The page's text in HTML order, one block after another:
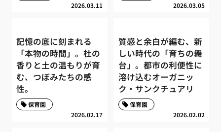
2026.03.11 2026.03.05
記憶の底に刻まれる
「本物の時間」。杜の
香りと土の温もりが育
む、つぼみたちの感
性。
2026.02.17
保育園
質感と余白が編む、新
しい時代の「育ちの舞
台」。都市の利便性に
溶け込むオーガニッ
ク・サンクチュアリ
2026.02.02
保育園